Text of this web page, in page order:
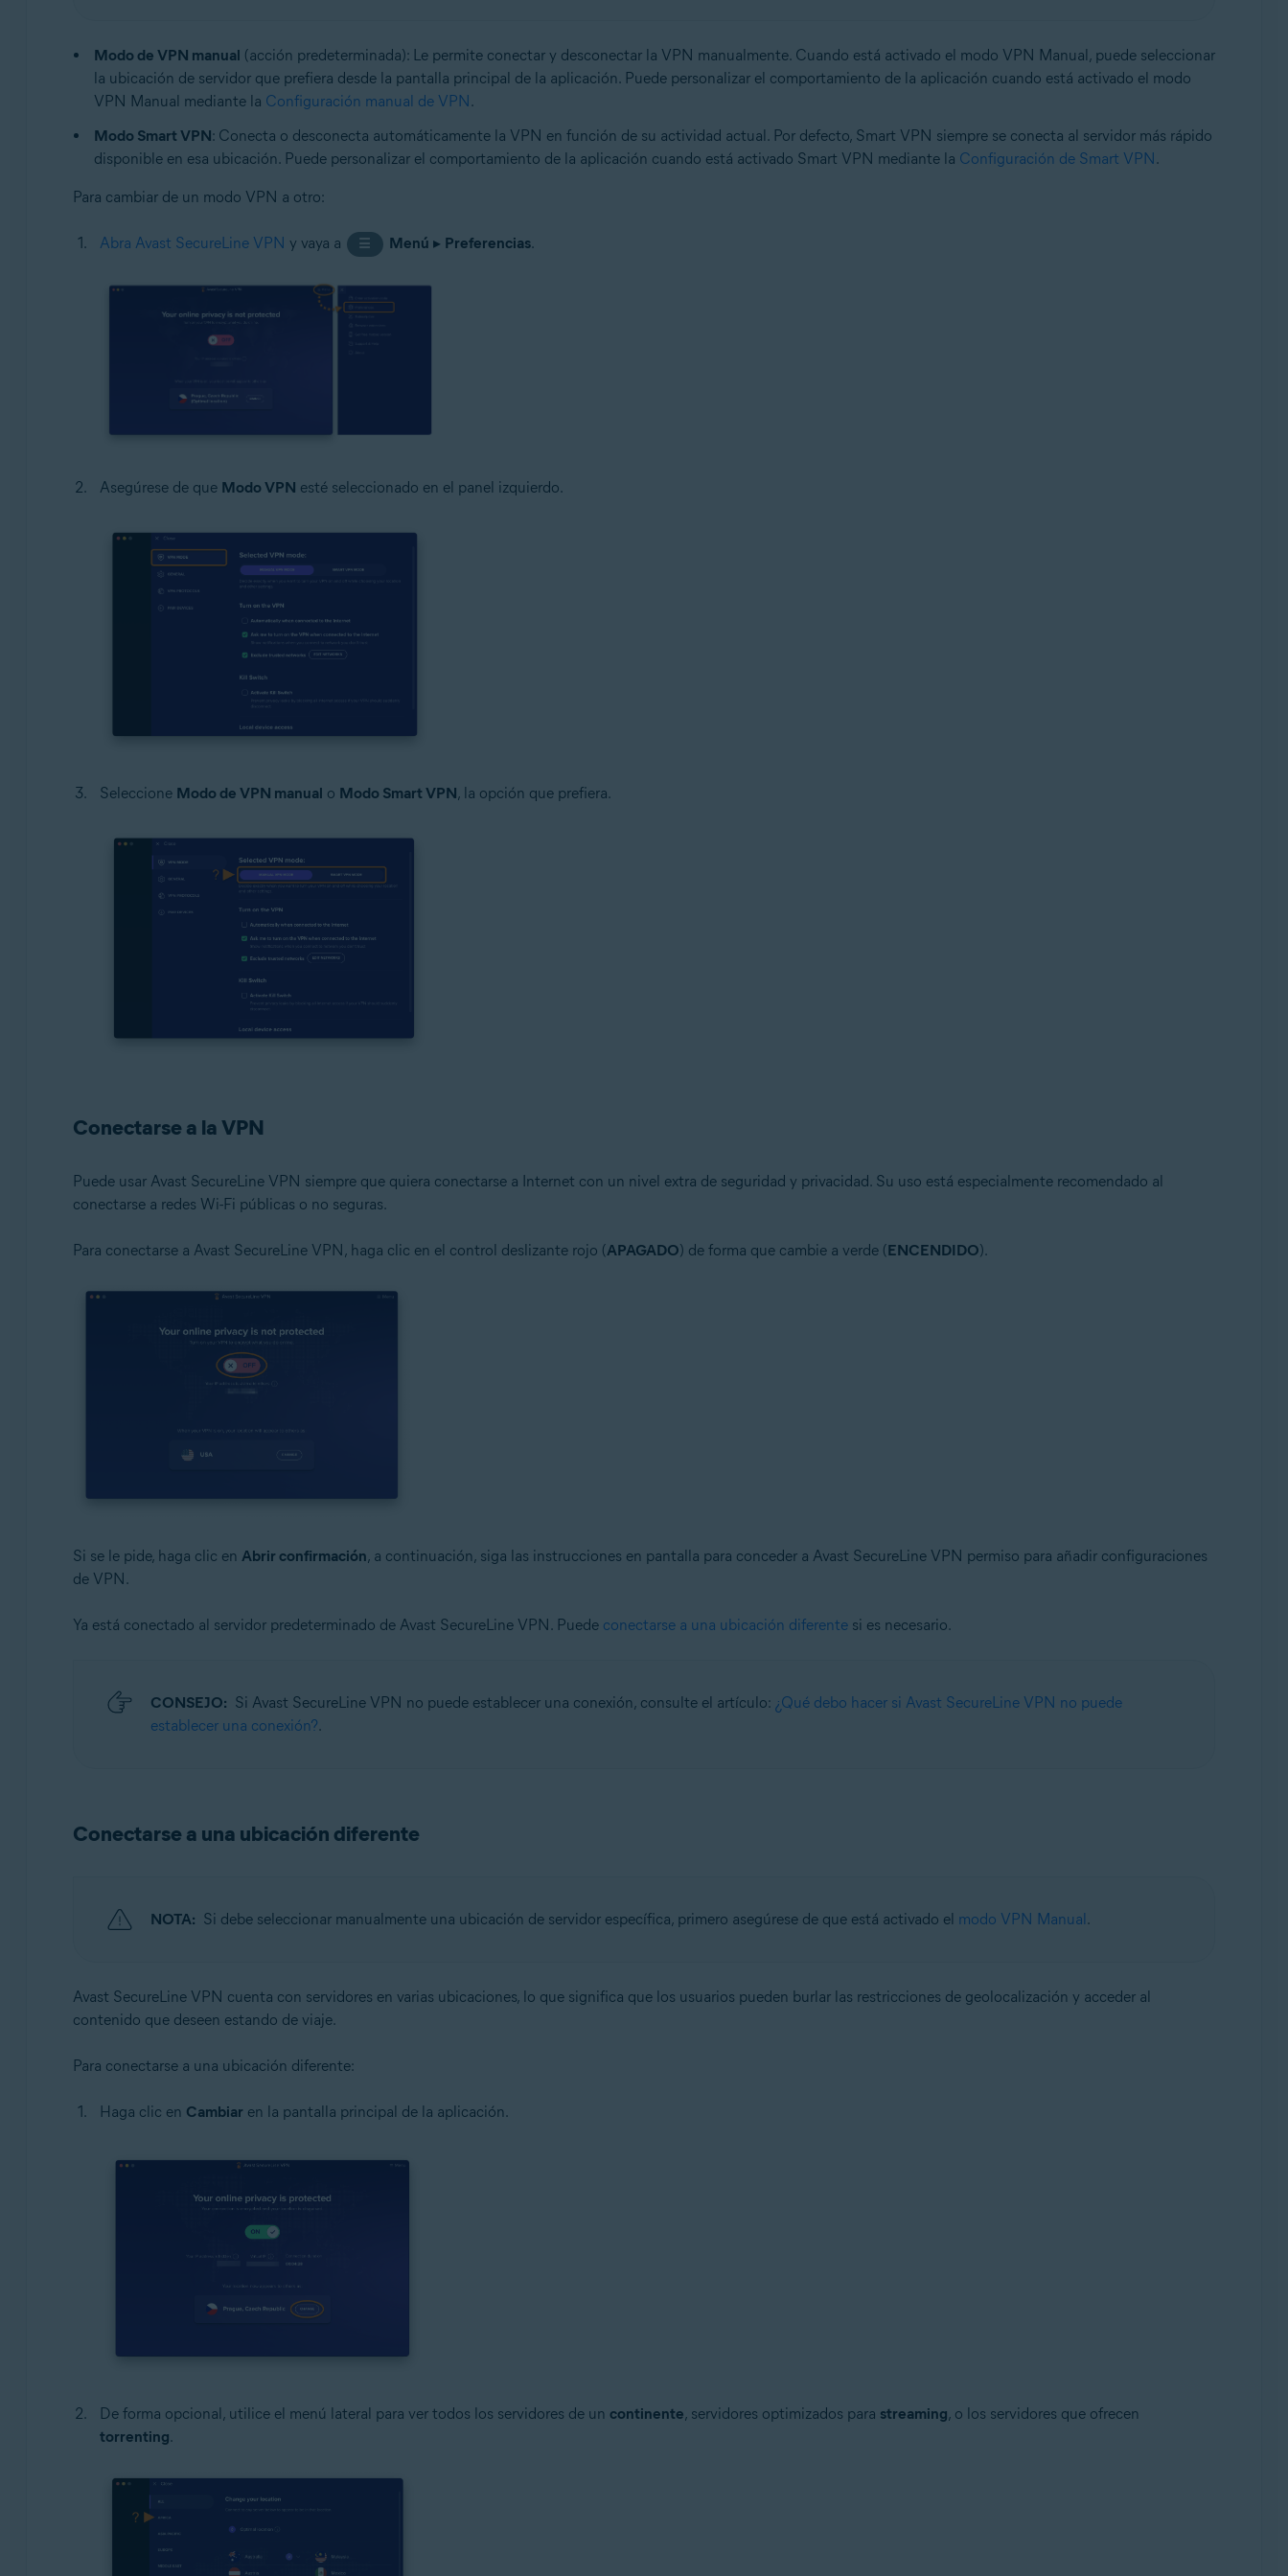
Modo de VPN manual (acción predeterminada): Le permite conectar y desconectar la VPN manualmente. Cuando está activado el modo VPN Manual, puede seleccionar
la ubicación de servidor que prefiera desde la pantalla principal de la aplicación. Puede personalizar el comportamiento de la aplicación cuando está activado el modo
VPN Manual mediante la Configuración manual de VPN.
Modo Smart VPN: Conecta o desconecta automáticamente la VPN en función de su actividad actual. Por defecto, Smart VPN siempre se conecta al servidor más rápido
disponible en esa ubicación. Puede personalizar el comportamiento de la aplicación cuando está activado Smart VPN mediante la Configuración de Smart VPN.
Para cambiar de un modo VPN a otro:
Abra Avast SecureLine VPN y vaya a ☰ Menú ▸ Preferencias.
Asegúrese de que Modo VPN esté seleccionado en el panel izquierdo.
Seleccione Modo de VPN manual o Modo Smart VPN, la opción que prefiera.
Conectarse a la VPN
Puede usar Avast SecureLine VPN siempre que quiera conectarse a Internet con un nivel extra de seguridad y privacidad. Su uso está especialmente recomendado al
conectarse a redes Wi-Fi públicas o no seguras.
Para conectarse a Avast SecureLine VPN, haga clic en el control deslizante rojo (APAGADO) de forma que cambie a verde (ENCENDIDO).
Si se le pide, haga clic en Abrir confirmación, a continuación, siga las instrucciones en pantalla para conceder a Avast SecureLine VPN permiso para añadir configuraciones
de VPN.
Ya está conectado al servidor predeterminado de Avast SecureLine VPN. Puede conectarse a una ubicación diferentesi es necesario.
CONSEJO: Si Avast SecureLine VPN no puede establecer una conexión, consulte el artículo: ¿Qué debo hacer si Avast SecureLine VPN no puede
establecer una conexión?.
Conectarse a una ubicación diferente
NOTA: Si debe seleccionar manualmente una ubicación de servidor específica, primero asegúrese de que está activado el modo VPN Manual .
Avast SecureLine VPN cuenta con servidores en varias ubicaciones, lo que significa que los usuarios pueden burlar las restricciones de geolocalización y acceder al
contenido que deseen estando de viaje.
Para conectarse a una ubicación diferente:
Haga clic en Cambiar en la pantalla principal de la aplicación.
De forma opcional, utilice el menú lateral para ver todos los servidores de un continente, servidores optimizados para streaming, o los servidores que ofrecen
torrenting.